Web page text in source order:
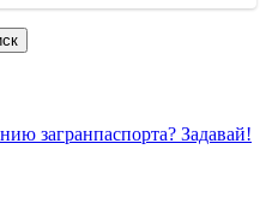
загранпаспорта? Задавай!